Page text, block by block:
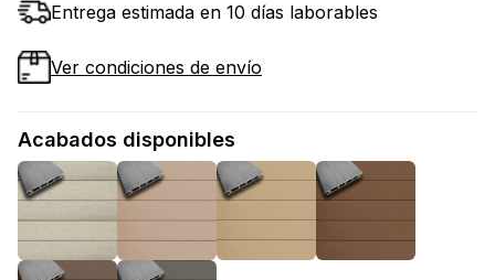
Entrega estimada en 10 días laborables
Ver condiciones de envío
Acabados disponibles